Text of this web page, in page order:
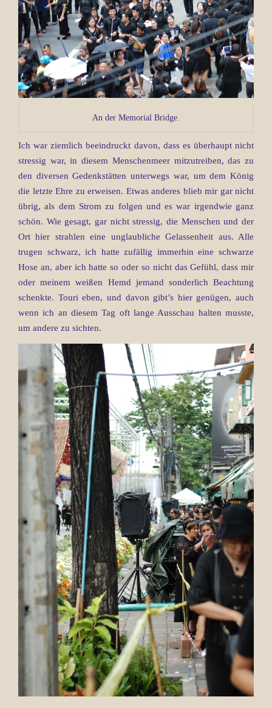
An der Memorial Bridge.
Ich war ziemlich beeindruckt davon, dass es überhaupt nicht
stressig war, in diesem Menschenmeer mitzutreiben, das zu
den diversen Gedenkstätten unterwegs war, um dem König
die letzte Ehre zu erweisen. Etwas anderes blieb mir gar nicht
übrig, als dem Strom zu folgen und es war irgendwie ganz
schön. Wie gesagt, gar nicht stressig, die Menschen und der
Ort hier strahlen eine unglaubliche Gelassenheit aus. Alle
trugen schwarz, ich hatte zufällig immerhin eine schwarze
Hose an, aber ich hatte so oder so nicht das Gefühl, dass mir
oder meinem weißen Hemd jemand sonderlich Beachtung
schenkte. Touri eben, und davon gibt’s hier genügen, auch
wenn ich an diesem Tag oft lange Ausschau halten musste,
um andere zu sichten.